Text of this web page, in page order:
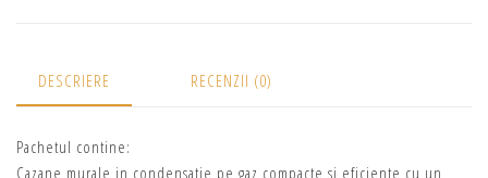
DESCRIERE RECENZII (0)
Pachetul contine:
Cazane murale in condensatie pe gaz compacte si eficiente cu un